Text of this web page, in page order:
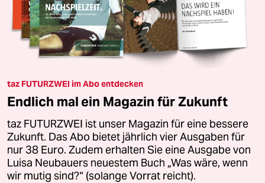
taz FUTURZWEI im Abo entdecken
Endlich mal ein Magazin für Zukunft
taz FUTURZWEI ist unser Magazin für eine bessere
Zukunft. Das Abo bietet jährlich vier Ausgaben für
nur 38 Euro. Zudem erhalten Sie eine Ausgabe von
Luisa Neubauers neuestem Buch „Was wäre, wenn
wir mutig sind?“ (solange Vorrat reicht).